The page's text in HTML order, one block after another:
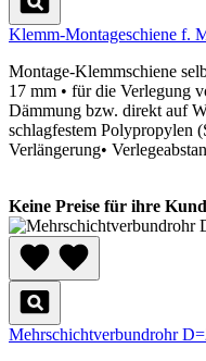
Klemm-Montageschiene f.
Montage-Klemmschiene
17 mm • für die Verlegung
Dämmung bzw. direkt auf
schlagfestem Polypropylen
Verlängerung•
Keine Preise für ihre
Mehrschichtverbundrohr